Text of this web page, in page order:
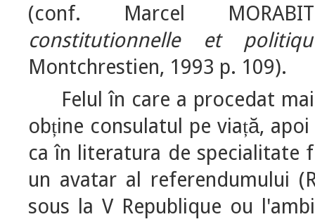
(conf. Marcel
constitutionnelle et
Montchrestien, 1993 p. 109).
Felul în care a procedat
obține consulatul pe viață,
ca în literatura de specialitate
un avatar al referendumului
sous la V Republique ou